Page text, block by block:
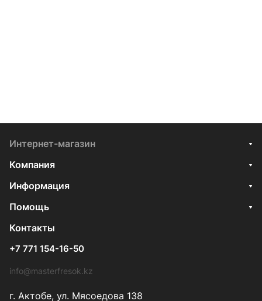
Интернет-магазин
Компания
Информация
Помощь
Контакты
+7 771 154-16-50
info@masterfresok.kz
г. Актобе, ул. Мясоедова 138